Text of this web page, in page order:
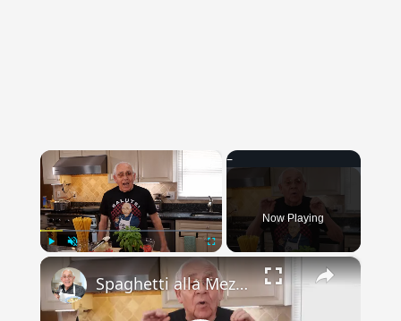
Unmute
Now Playing
×
Spaghetti alla Mezzanotte Recipe